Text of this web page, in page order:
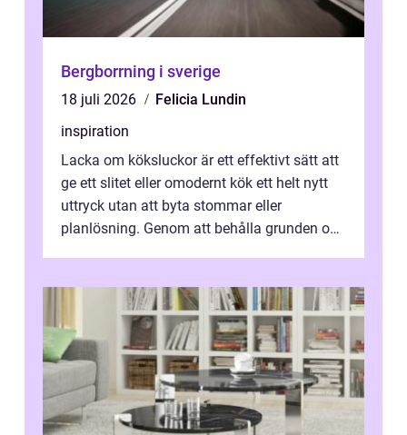
Bergborrning i sverige
18 juli 2026
Felicia Lundin
inspiration
Lacka om köksluckor är ett effektivt sätt att
ge ett slitet eller omodernt kök ett helt nytt
uttryck utan att byta stommar eller
planlösning. Genom att behålla grunden och